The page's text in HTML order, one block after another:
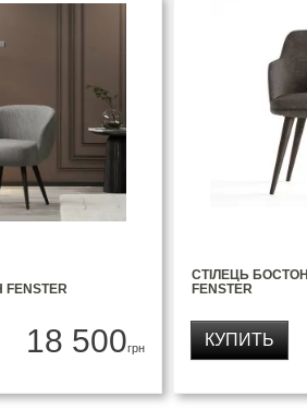
18 500грн
СТІЛЕЦЬ БОСТОН
FENSTER
КУПИТЬ